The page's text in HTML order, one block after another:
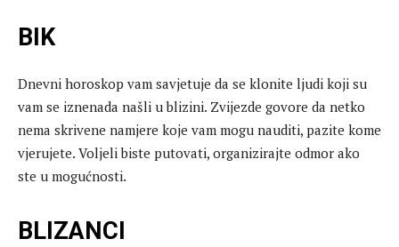
BIK
Dnevni horoskop vam savjetuje da se klonite ljudi koji su
vam se iznenada našli u blizini. Zvijezde govore da netko
nema skrivene namjere koje vam mogu nauditi, pazite kome
vjerujete. Voljeli biste putovati, organizirajte odmor ako
ste u mogućnosti.
BLIZANCI